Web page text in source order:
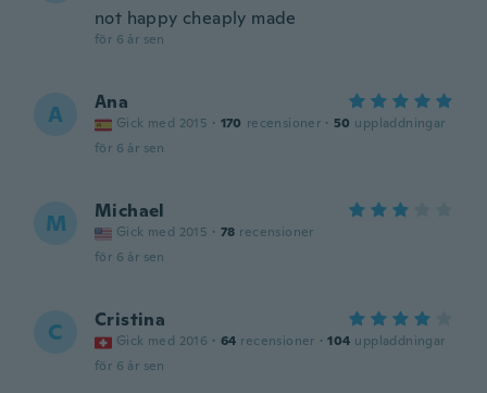
not happy cheaply made
för 6 år sen
A Ana
Gick med 2015 · 170 recensioner · 50 uppladdningar
för 6 år sen
M Michael
Gick med 2015 · 78 recensioner
för 6 år sen
C Cristina
Gick med 2016 · 64 recensioner · 104 uppladdningar
för 6 år sen